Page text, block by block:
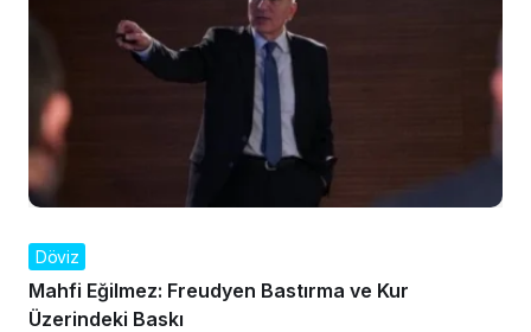
Döviz
Mahfi Eğilmez: Freudyen Bastırma ve Kur
Üzerindeki Baskı